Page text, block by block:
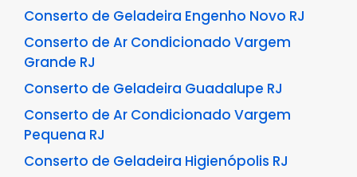
Conserto de Geladeira Engenho Novo RJ
Conserto de Ar Condicionado Vargem
Grande RJ
Conserto de Geladeira Guadalupe RJ
Conserto de Ar Condicionado Vargem
Pequena RJ
Conserto de Geladeira Higienópolis RJ